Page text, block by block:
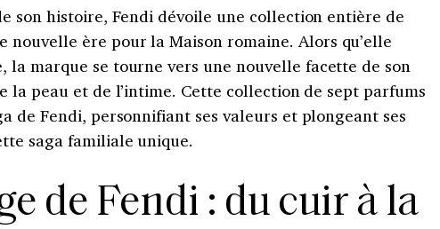
son histoire, Fendi dévoile une collection entière de
nouvelle ère pour la Maison romaine. Alors qu’elle
la marque se tourne vers une nouvelle facette de son
la peau et de l’intime. Cette collection de sept parfums
de Fendi, personnifiant ses valeurs et plongeant ses
saga familiale unique.
de Fendi : du cuir à la